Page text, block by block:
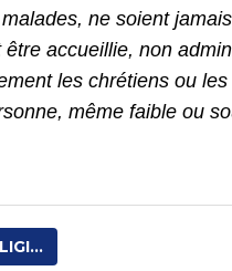
ne soient
accueillie, non
les chrétiens ou
même faible ou